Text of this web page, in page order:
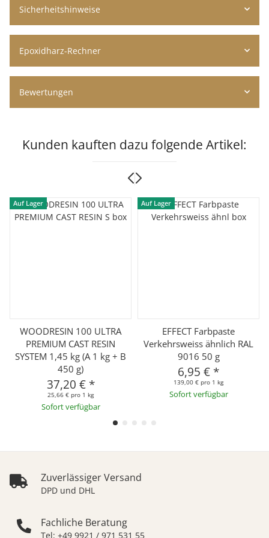
Sicherheitshinweise
Epoxidharz-Rechner
Bewertungen
Kunden kauften dazu folgende Artikel:
Auf Lager
WOODRESIN 100 ULTRA
PREMIUM CAST RESIN
SYSTEM 1,45 kg (A 1 kg + B
450 g)
37,20 € *
25,66 € pro 1 kg
Sofort verfügbar
Auf Lager
EFFECT Farbpaste
Verkehrsweiss ähnlich RAL
9016 50 g
6,95 € *
139,00 € pro 1 kg
Sofort verfügbar
Zuverlässiger Versand
DPD und DHL
Fachliche Beratung
Tel: +49 9921 / 971 531 55